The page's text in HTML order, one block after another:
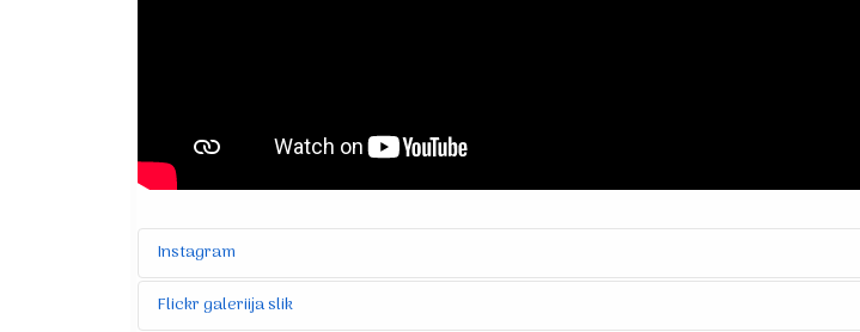
Instagram
Flickr galeriija slik